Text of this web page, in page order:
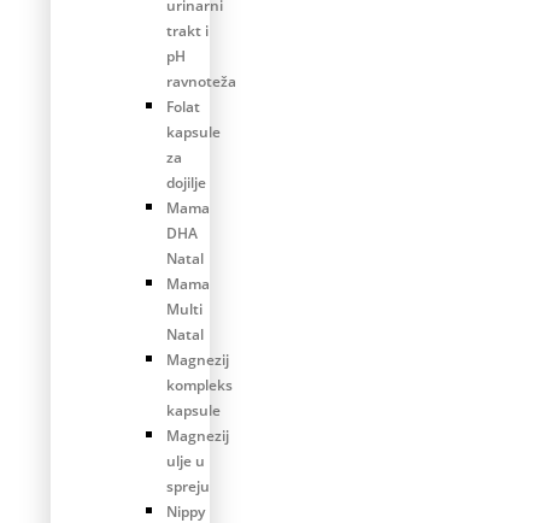
urinarni
trakt i
pH
ravnoteža
Folat
kapsule
za
dojilje
Mama
DHA
Natal
Mama
Multi
Natal
Magnezij
kompleks
kapsule
Magnezij
ulje u
spreju
Nippy